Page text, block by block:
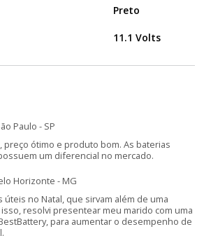
Preto
11.1 Volts
Paulo - SP
ótimo e produto bom. As baterias
um diferencial no mercado.
Horizonte - MG
no Natal, que sirvam além de uma
resolvi presentear meu marido com uma
para aumentar o desempenho de